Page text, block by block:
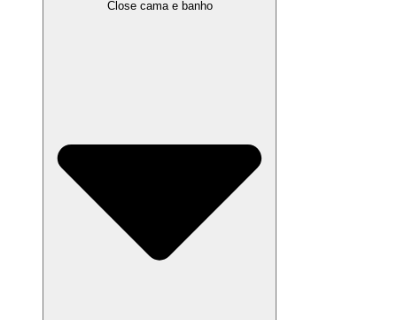
Close cama e banho